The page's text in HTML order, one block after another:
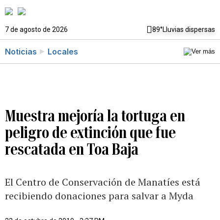
7 de agosto de 2026 89°Lluvias dispersas
Noticias Locales
Muestra mejoría la tortuga en
peligro de extinción que fue
rescatada en Toa Baja
El Centro de Conservación de Manatíes está
recibiendo donaciones para salvar a Myda